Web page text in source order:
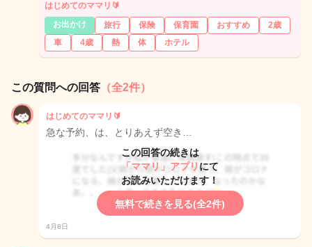
はじめてのママリ🔰
お出かけ
旅行 保険 保育園 おすすめ
2歳
車
4歳 熱 体 ホテル
この質問への回答 （全2件）
はじめてのママリ🔰
急な予約、は、とりあえず空き…
この回答の続きは
「ママリ」アプリ にて
お読みいただけます！
無料で続きを見る(全2件)
4月8日